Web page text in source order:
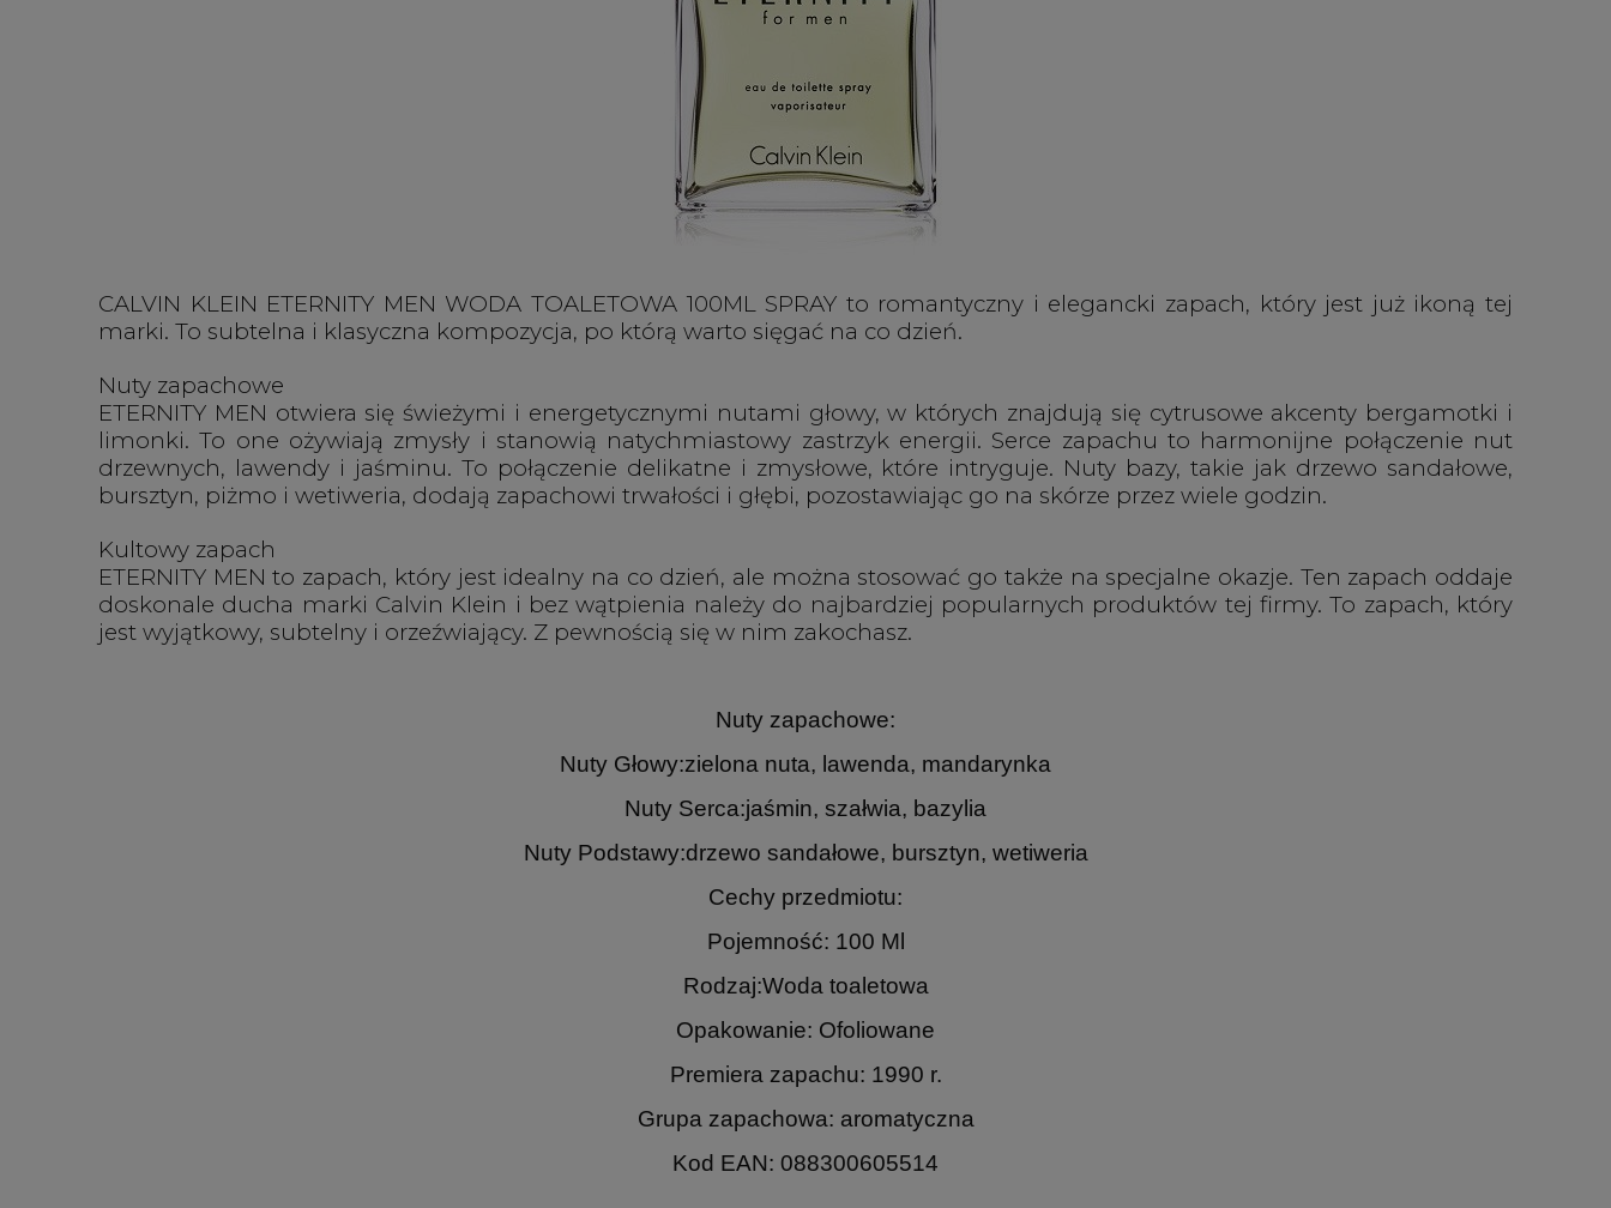
CALVIN KLEIN ETERNITY MEN WODA TOALETOWA 100ML SPRAY to romantyczny i elegancki zapach, który jest już ikoną tej
marki. To subtelna i klasyczna kompozycja, po którą warto sięgać na co dzień.
Nuty zapachowe
ETERNITY MEN otwiera się świeżymi i energetycznymi nutami głowy, w których znajdują się cytrusowe akcenty bergamotki i
limonki. To one ożywiają zmysły i stanowią natychmiastowy zastrzyk energii. Serce zapachu to harmonijne połączenie nut
drzewnych, lawendy i jaśminu. To połączenie delikatne i zmysłowe, które intryguje. Nuty bazy, takie jak drzewo sandałowe,
bursztyn, piżmo i wetiweria, dodają zapachowi trwałości i głębi, pozostawiając go na skórze przez wiele godzin.
Kultowy zapach
ETERNITY MEN to zapach, który jest idealny na co dzień, ale można stosować go także na specjalne okazje. Ten zapach oddaje
doskonale ducha marki Calvin Klein i bez wątpienia należy do najbardziej popularnych produktów tej firmy. To zapach, który
jest wyjątkowy, subtelny i orzeźwiający. Z pewnością się w nim zakochasz.
Nuty zapachowe:
Nuty Głowy:zielona nuta, lawenda, mandarynka
Nuty Serca:jaśmin, szałwia, bazylia
Nuty Podstawy:drzewo sandałowe, bursztyn, wetiweria
Cechy przedmiotu:
Pojemność: 100 Ml
Rodzaj:Woda toaletowa
Opakowanie: Ofoliowane
Premiera zapachu: 1990 r.
Grupa zapachowa: aromatyczna
Kod EAN: 088300605514